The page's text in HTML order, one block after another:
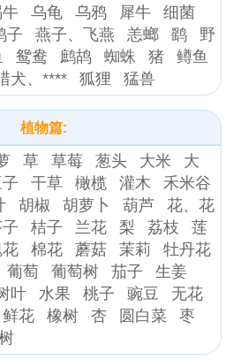
乌龟 乌鸦 犀牛
细菌
子 燕子、飞燕 恙螂 鹞
野
鸳鸯 鹧鸪 蜘蛛 猪
鳟鱼
犬、**** 狐狸 猛兽
植物篇:
草 草莓 葱头 大米
大
干草 橄榄 灌木
禾米谷
胡椒 胡萝卜 葫芦
花、花
桔子 兰花 梨 荔枝
莲
棉花 蘑菇 茉莉
牡丹花
葡萄 葡萄树 茄子
生姜
叶 水果 桃子 豌豆
无花
鲜花 橡树 杏 圆白菜
枣